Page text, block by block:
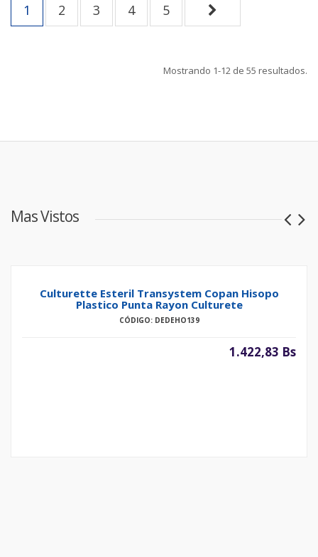
1 2 3 4 5
Mostrando 1-12 de 55 resultados.
Mas Vistos
Culturette Esteril Transystem Copan Hisopo
Plastico Punta Rayon Culturete
CÓDIGO: DEDEHO139
1.422,83 Bs